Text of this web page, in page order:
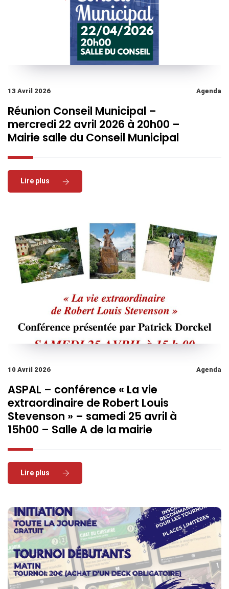
13 Avril 2026 Agenda
Réunion Conseil Municipal –
mercredi 22 avril 2026 à 20h00 –
Mairie salle du Conseil Municipal
Read More
10 Avril 2026 Agenda
ASPAL – conférence « La vie
extraordinaire de Robert Louis
Stevenson » – samedi 25 avril à
15h00 – Salle A de la mairie
Read More